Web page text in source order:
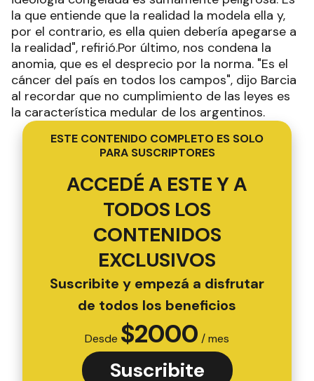
la que entiende que la realidad la modela ella y,
por el contrario, es ella quien debería apegarse a
la realidad", refirió.Por último, nos condena la
anomia, que es el desprecio por la norma. "Es el
cáncer del país en todos los campos", dijo Barcia
al recordar que no cumplimiento de las leyes es
la característica medular de los argentinos.
ESTE CONTENIDO COMPLETO ES SOLO
PARA SUSCRIPTORES
ACCEDÉ A ESTE Y A
TODOS LOS
CONTENIDOS
EXCLUSIVOS
Suscribite y empezá a disfrutar
de todos los beneficios
Desde $2000 / mes
Suscribite